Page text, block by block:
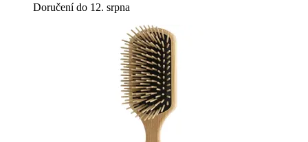
Doručení do 12. srpna